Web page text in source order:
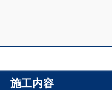
施工内容